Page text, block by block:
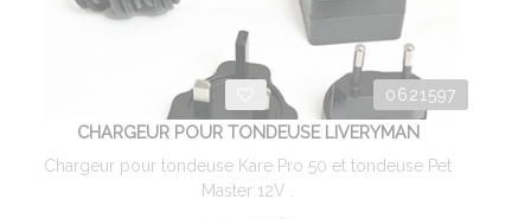
0621597
CHARGEUR POUR TONDEUSE LIVERYMAN
Chargeur pour tondeuse Kare Pro 50 et tondeuse Pet
Master 12V .